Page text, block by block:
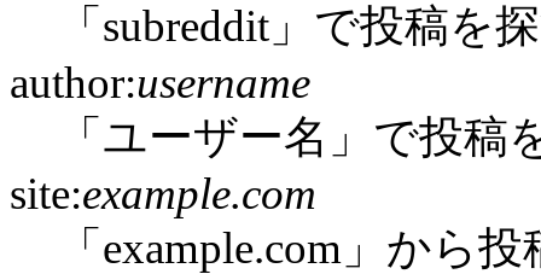
「subreddit」で投稿を
author:username
「ユーザー名」で投稿
site:example.com
「example.com」から